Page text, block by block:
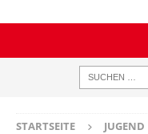
STARTSEITE JUGEND